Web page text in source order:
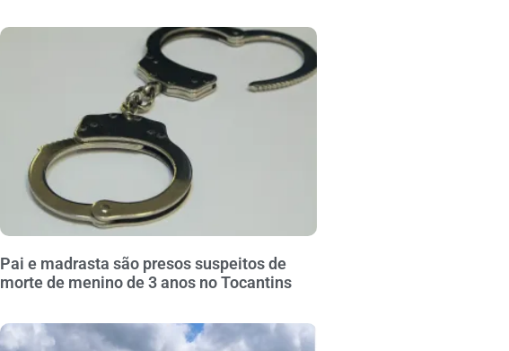
Pai e madrasta são presos suspeitos de
morte de menino de 3 anos no Tocantins